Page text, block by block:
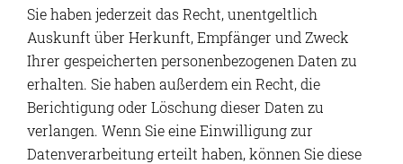
Sie haben jederzeit das Recht, unentgeltlich
Auskunft über Herkunft, Empfänger und Zweck
Ihrer gespeicherten personenbezogenen Daten zu
erhalten. Sie haben außerdem ein Recht, die
Berichtigung oder Löschung dieser Daten zu
verlangen. Wenn Sie eine Einwilligung zur
Datenverarbeitung erteilt haben, können Sie diese